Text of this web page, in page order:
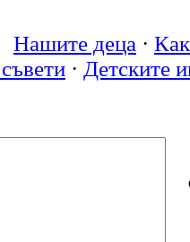
Нашите деца ·
· Детските